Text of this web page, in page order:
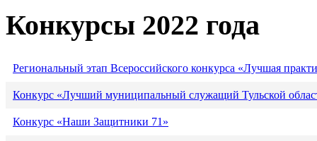
Конкурсы 2022 года
Региональный этап Всероссийского конкурса «Лучшая
Конкурс «Лучший муниципальный служащий Тульской
Конкурс «Наши Защитники 71»